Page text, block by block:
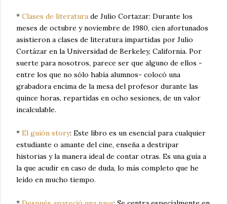
* Clases de literatura de Julio Cortazar: Durante los
meses de octubre y noviembre de 1980, cien afortunados
asistieron a clases de literatura impartidas por Julio
Cortázar en la Universidad de Berkeley, California. Por
suerte para nosotros, parece ser que alguno de ellos -
entre los que no sólo había alumnos- colocó una
grabadora encima de la mesa del profesor durante las
quince horas, repartidas en ocho sesiones, de un valor
incalculable.
* El guión story: Este libro es un esencial para cualquier
estudiante o amante del cine, enseña a destripar
historias y la manera ideal de contar otras. Es una guía a
la que acudir en caso de duda, lo más completo que he
leído en mucho tiempo.